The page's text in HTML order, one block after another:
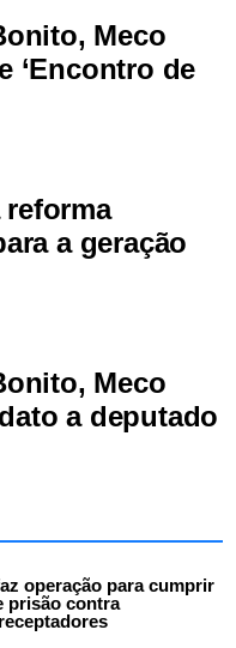
Meco
‘Encontro de
reforma
a geração
Meco
a deputado
operação para cumprir
prisão contra